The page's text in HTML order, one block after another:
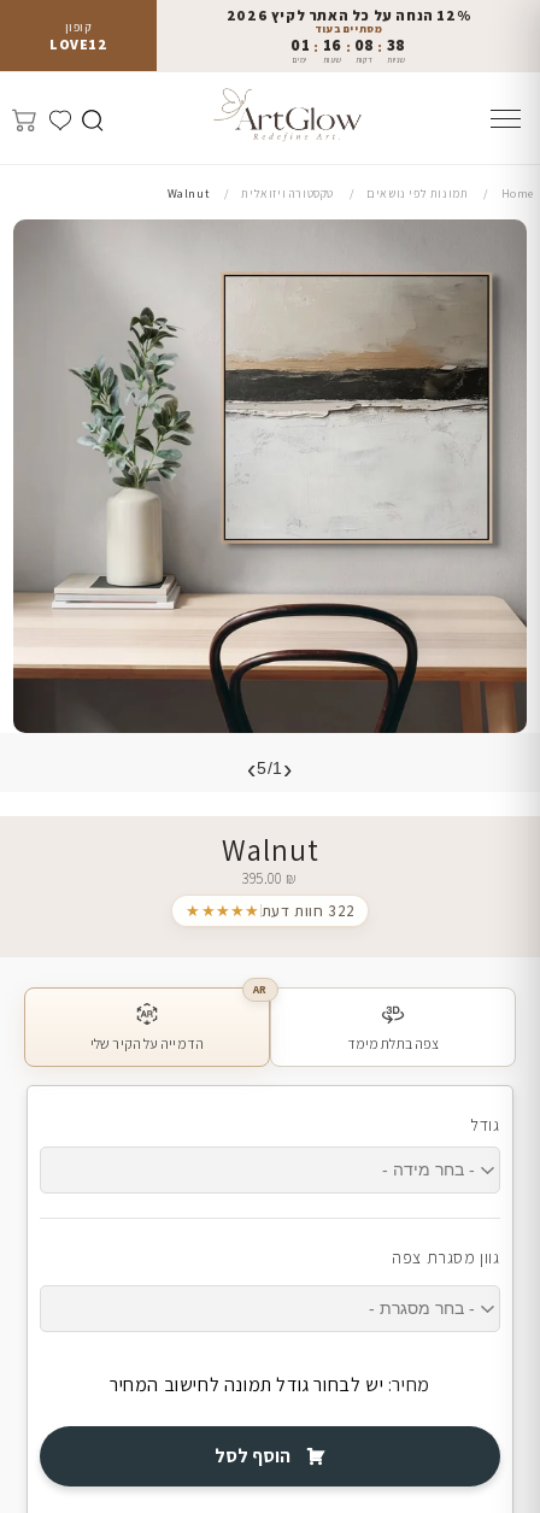
קופון
LOVE12
12% הנחה על כל האתר לקיץ 2026
מסתיים בעוד
01
ימים
: 16
שעות
: 08
דקות
: 37
שניות
Home תמונות לפי נושאים טקסטורה ויזואלית Walnut
‹
5/1
›
Walnut
395.00 ₪
★★★★★
322 חוות דעת
צפה בתלת מימד
AR
הדמייה על הקיר שלי
גודל
גוון מסגרת צפה
מחיר: יש לבחור גודל תמונה לחישוב המחיר
הוסף לסל